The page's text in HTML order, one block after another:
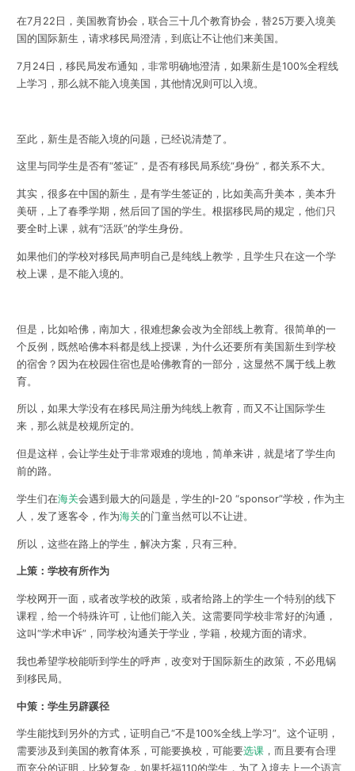
在7月22日，美国教育协会，联合三十几个教育协会，替25万要入境美
国的国际新生，请求移民局澄清，到底让不让他们来美国。
7月24日，移民局发布通知，非常明确地澄清，如果新生是100%全程线
上学习，那么就不能入境美国，其他情况则可以入境。
至此，新生是否能入境的问题，已经说清楚了。
这里与同学生是否有“签证”，是否有移民局系统“身份”，都关系不大。
其实，很多在中国的新生，是有学生签证的，比如美高升美本，美本升
美研，上了春季学期，然后回了国的学生。根据移民局的规定，他们只
要全时上课，就有“活跃”的学生身份。
如果他们的学校对移民局声明自己是纯线上教学，且学生只在这一个学
校上课，是不能入境的。
但是，比如哈佛，南加大，很难想象会改为全部线上教育。很简单的一
个反例，既然哈佛本科都是线上授课，为什么还要所有美国新生到学校
的宿舍？因为在校园住宿也是哈佛教育的一部分，这显然不属于线上教
育。
所以，如果大学没有在移民局注册为纯线上教育，而又不让国际学生
来，那么就是校规所定的。
但是这样，会让学生处于非常艰难的境地，简单来讲，就是堵了学生向
前的路。
学生们在海关会遇到最大的问题是，学生的I-20 “sponsor”学校，作为主
人，发了逐客令，作为海关的门童当然可以不让进。
所以，这些在路上的学生，解决方案，只有三种。
上策：学校有所作为
学校网开一面，或者改学校的政策，或者给路上的学生一个特别的线下
课程，给一个特殊许可，让他们能入关。这需要同学校非常好的沟通，
这叫“学术申诉”，同学校沟通关于学业，学籍，校规方面的请求。
我也希望学校能听到学生的呼声，改变对于国际新生的政策，不必甩锅
到移民局。
中策：学生另辟蹊径
学生能找到另外的方式，证明自己“不是100%全线上学习”。这个证明，
需要涉及到美国的教育体系，可能要换校，可能要选课，而且要有合理
而充分的证明，比较复杂，如果托福110的学生，为了入境去上一个语言